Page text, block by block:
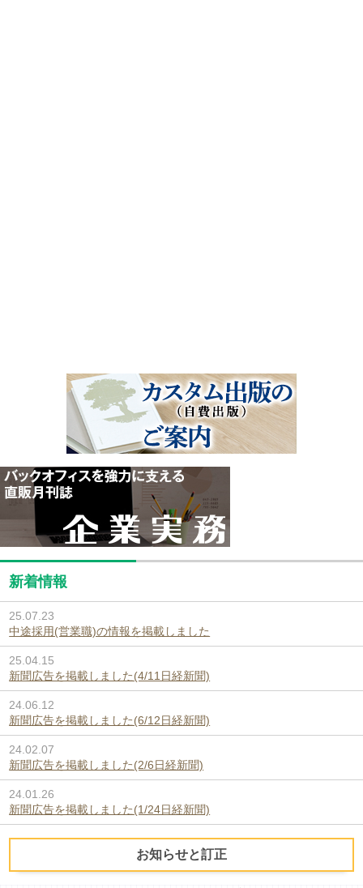
新着情報
25.07.23
中途採用(営業職)の情報を掲載しました
25.04.15
新聞広告を掲載しました(4/11日経新聞)
24.06.12
新聞広告を掲載しました(6/12日経新聞)
24.02.07
新聞広告を掲載しました(2/6日経新聞)
24.01.26
新聞広告を掲載しました(1/24日経新聞)
お知らせと訂正